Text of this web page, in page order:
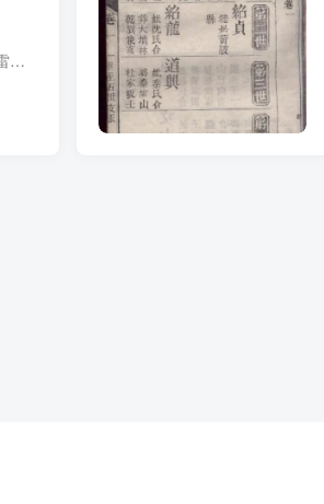
宗谱简介 湖北咸宁雷氏宗谱，讲易堂，1994年雷声力主修，45册。始迁祖冯奉于宋朝时期自安徽省安庆市望江县迁湖北省咸宁市。卷首至卷二修谱序，卷家训，宗献序，传赞，卷三至卷四十世系谱图。 宗...